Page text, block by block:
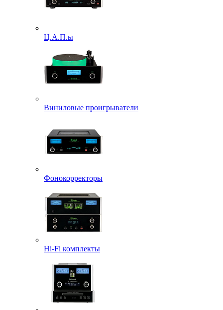
Ц.А.П.ы
Виниловые проигрыватели
Фонокорректоры
Hi-Fi комплекты